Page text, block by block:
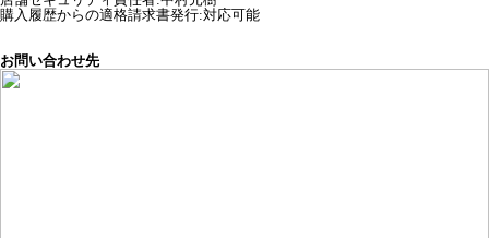
購入履歴からの適格請求書発行:対応可能
お問い合わせ先